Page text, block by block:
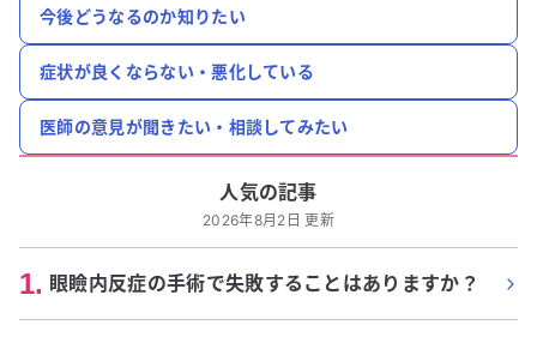
今後どうなるのか知りたい
症状が良くならない・悪化している
医師の意見が聞きたい・相談してみたい
人気の記事
2026年8月2日 更新
1. 眼瞼内反症の手術で失敗することはありますか？